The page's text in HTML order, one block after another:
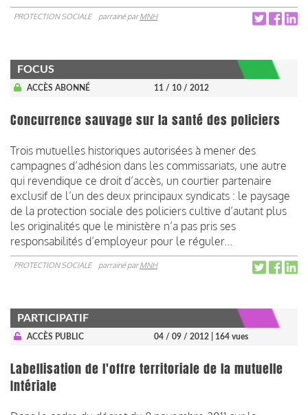
PROTECTION SOCIALE parrainé parMNH
FOCUS
ACCÈS ABONNÉ 11 / 10 / 2012
Concurrence sauvage sur la santé des policiers
Trois mutuelles historiques autorisées à mener des
campagnes d’adhésion dans les commissariats, une autre
qui revendique ce droit d’accès, un courtier partenaire
exclusif de l’un des deux principaux syndicats : le paysage
de la protection sociale des policiers cultive d’autant plus
les originalités que le ministère n’a pas pris ses
responsabilités d’employeur pour le réguler...
PROTECTION SOCIALE parrainé parMNH
PARTICIPATIF
ACCÈS PUBLIC 04 / 09 / 2012 | 164 vues
Labellisation de l'offre territoriale de la mutuelle
Intériale